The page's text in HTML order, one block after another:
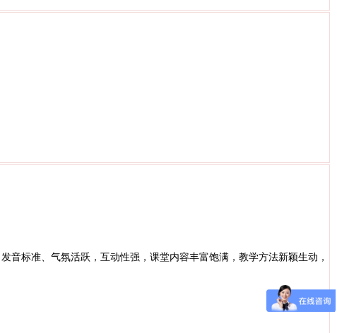
标准、气氛活跃，互动性强，课堂内容丰富饱满，教学方法新颖生动，